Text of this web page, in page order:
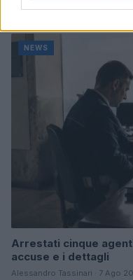
NEWS
Arrestati cinque
accuse e i dettagli
Alessandro Tassinari · 7 Ago